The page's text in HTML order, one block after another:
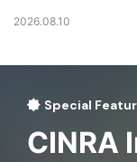
2026.08.10
Special
CINRA